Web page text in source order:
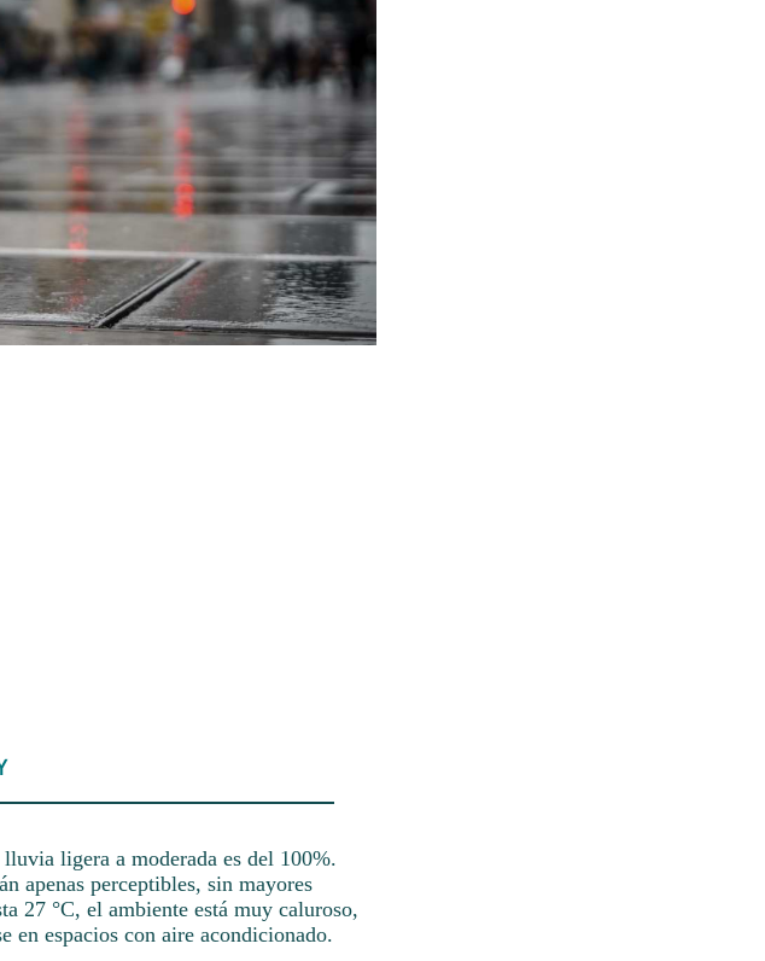
ligera a moderada es del 100%.
apenas perceptibles, sin mayores
27 °C, el ambiente está muy caluroso,
en espacios con aire acondicionado.